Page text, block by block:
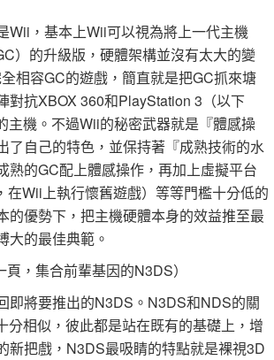
Wii，基本上Wii可以視為將上一代主機
）的升級版，硬體架構並沒有太大的變
相容GC的遊戲，簡直就是把GC抓來塘
對抗XBOX 360和PlayStation 3（以下
主機。不過Wii的秘密武器就是『體感操
了自己的特色，並保持著『成熟技術的水
熟的GC配上體感操作，再加上虛擬平台
在Wii上執行懷舊遊戲）等等門檻十分低的
的優勢下，把主機硬體本身的效益推至最
大的最佳典範。
頁，集合前輩基因的N3DS）
即將要推出的N3DS。N3DS和NDS的關
分相似，彼此都是站在既有的基礎上，增
新把戲，N3DS最吸睛的特點就是裸視3D